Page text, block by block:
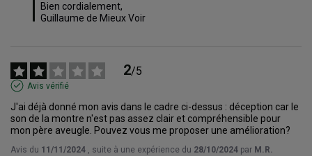
Bien cordialement,
Guillaume de Mieux Voir
2/5
Avis vérifié
J'ai déjà donné mon avis dans le cadre ci-dessus : déception car le
son de la montre n'est pas assez clair et compréhensible pour
mon père aveugle. Pouvez vous me proposer une amélioration?
Avis du 11/11/2024 , suite à une expérience du 28/10/2024 par M.R.